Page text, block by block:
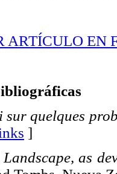
ARTÍCULO EN
sur quelques
]
Landscape, as